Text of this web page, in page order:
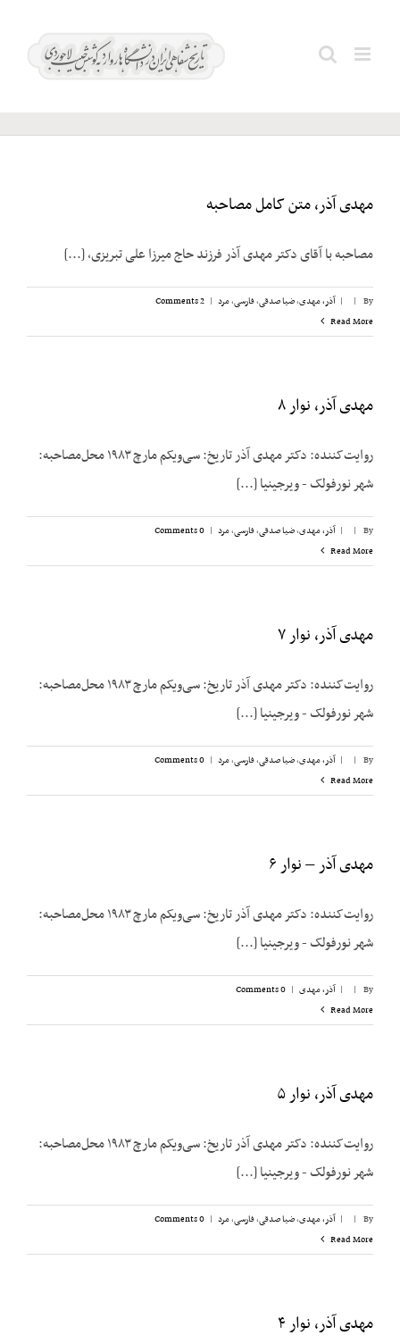
آذر،
مهدی آذر، متن کامل مصاحبه
مصاحبه با آقای دکتر مهدی آذر فرزند حاج میرزا علی تبریزی، [...]
By
|
| آذر، مهدی,ضیا صدقی,فارسی,مرد |
2 Comments
Read More
مهدی آذر، نوار ۸
روایت‌کننده: دکتر مهدی آذر تاریخ: سی‌ویکم مارچ ۱۹۸۳ محل‌مصاحبه:
شهر نورفولک - ویرجینیا [...]
By
|
| آذر، مهدی,ضیا صدقی,فارسی,مرد |
0 Comments
Read More
مهدی آذر، نوار ۷
روایت‌کننده: دکتر مهدی آذر تاریخ: سی‌ویکم مارچ ۱۹۸۳ محل‌مصاحبه:
شهر نورفولک - ویرجینیا [...]
By
|
| آذر، مهدی,ضیا صدقی,فارسی,مرد |
0 Comments
Read More
مهدی آذر – نوار ۶
روایت‌کننده: دکتر مهدی آذر تاریخ: سی‌ویکم مارچ ۱۹۸۳ محل‌مصاحبه:
شهر نورفولک - ویرجینیا [...]
By
|
| آذر، مهدی |
0 Comments
Read More
مهدی آذر، نوار ۵
روایت‌کننده: دکتر مهدی آذر تاریخ: سی‌ویکم مارچ ۱۹۸۳ محل‌مصاحبه:
شهر نورفولک - ویرجینیا [...]
By
|
| آذر، مهدی,ضیا صدقی,فارسی,مرد |
0 Comments
Read More
مهدی آذر، نوار ۴